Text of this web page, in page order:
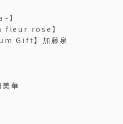
】
fleur rose】
Gift】加藤泉
華